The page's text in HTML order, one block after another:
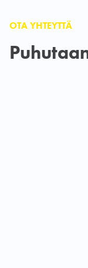
OTA YHTEYTTÄ